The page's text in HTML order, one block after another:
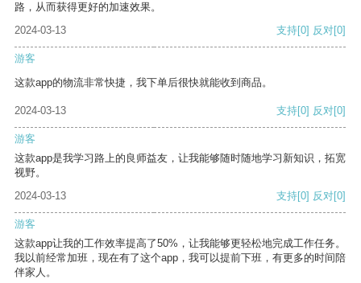
路，从而获得更好的加速效果。
2024-03-13
支持[0] 反对[0]
游客
这款app的物流非常快捷，我下单后很快就能收到商品。
2024-03-13 支持[0] 反对[0]
游客
这款app是我学习路上的良师益友，让我能够随时随地学习新知识，拓宽
视野。
2024-03-13
支持[0] 反对[0]
游客
这款app让我的工作效率提高了50%，让我能够更轻松地完成工作任务。
我以前经常加班，现在有了这个app，我可以提前下班，有更多的时间陪
伴家人。